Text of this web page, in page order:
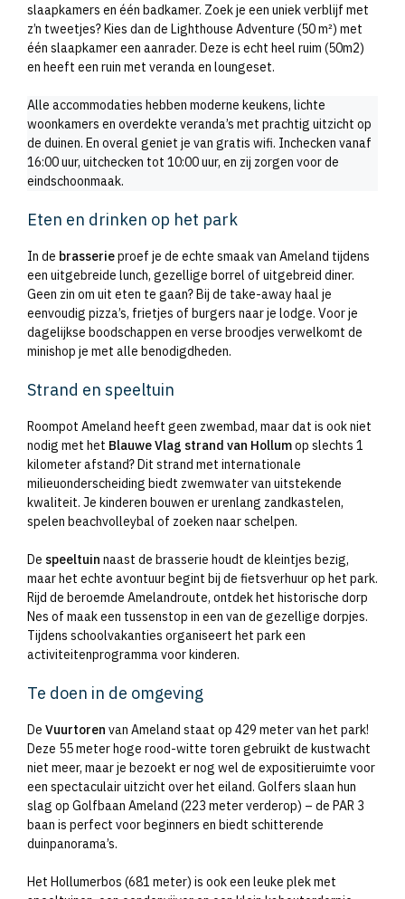
slaapkamers en één badkamer. Zoek je een uniek verblijf met
z’n tweetjes? Kies dan de Lighthouse Adventure (50 m²) met
één slaapkamer een aanrader. Deze is echt heel ruim (50m2)
en heeft een ruin met veranda en loungeset.
Alle accommodaties hebben moderne keukens, lichte
woonkamers en overdekte veranda’s met prachtig uitzicht op
de duinen. En overal geniet je van gratis wifi. Inchecken vanaf
16:00 uur, uitchecken tot 10:00 uur, en zij zorgen voor de
eindschoonmaak.
Eten en drinken op het park
In de brasserieproef je de echte smaak van Ameland tijdens
een uitgebreide lunch, gezellige borrel of uitgebreid diner.
Geen zin om uit eten te gaan? Bij de take-away haal je
eenvoudig pizza’s, frietjes of burgers naar je lodge. Voor je
dagelijkse boodschappen en verse broodjes verwelkomt de
minishop je met alle benodigdheden.
Strand en speeltuin
Roompot Ameland heeft geen zwembad, maar dat is ook niet
nodig met het Blauwe Vlag strand van Hollumop slechts 1
kilometer afstand? Dit strand met internationale
milieuonderscheiding biedt zwemwater van uitstekende
kwaliteit. Je kinderen bouwen er urenlang zandkastelen,
spelen beachvolleybal of zoeken naar schelpen.
De speeltuin naast de brasserie houdt de kleintjes bezig,
maar het echte avontuur begint bij de fietsverhuur op het park.
Rijd de beroemde Amelandroute, ontdek het historische dorp
Nes of maak een tussenstop in een van de gezellige dorpjes.
Tijdens schoolvakanties organiseert het park een
activiteitenprogramma voor kinderen.
Te doen in de omgeving
De Vuurtoren van Ameland staat op 429 meter van het park!
Deze 55 meter hoge rood-witte toren gebruikt de kustwacht
niet meer, maar je bezoekt er nog wel de expositieruimte voor
een spectaculair uitzicht over het eiland. Golfers slaan hun
slag op Golfbaan Ameland (223 meter verderop) – de PAR 3
baan is perfect voor beginners en biedt schitterende
duinpanorama’s.
Het Hollumerbos (681 meter) is ook een leuke plek met